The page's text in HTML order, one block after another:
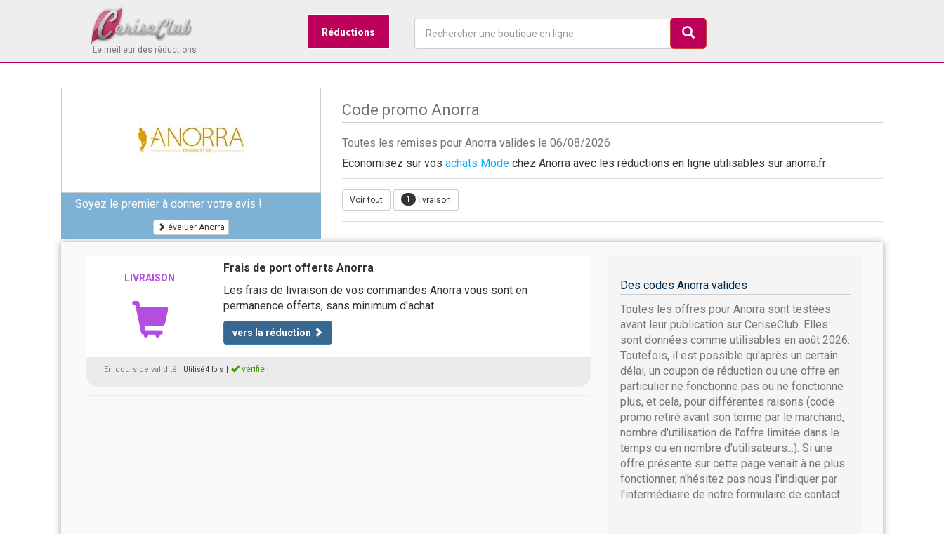
Le meilleur des réductions
Réductions
Soyez le premier à donner votre avis !
évaluer Anorra
Code promo Anorra
Toutes les remises pour Anorra valides le 06/08/2026
Economisez sur vos achats Mode chez Anorra avec les réductions en ligne utilisables sur anorra.fr
Voir tout 1 livraison
LIVRAISON
Frais de port offerts Anorra
Les frais de livraison de vos commandes Anorra vous sont en
permanence offerts, sans minimum d'achat
vers la réduction
En cours de validité | Utilisé 4 fois vérifié !
Des codes Anorra valides
Toutes les offres pour Anorra sont testées
avant leur publication sur CeriseClub. Elles
sont données comme utilisables en août 2026.
Toutefois, il est possible qu'après un certain
délai, un coupon de réduction ou une offre en
particulier ne fonctionne pas ou ne fonctionne
plus, et cela, pour différentes raisons (code
promo retiré avant son terme par le marchand,
nombre d'utilisation de l'offre limitée dans le
temps ou en nombre d'utilisateurs...). Si une
offre présente sur cette page venait à ne plus
fonctionner, n'hésitez pas nous l'indiquer par
l'intermédiaire de notre formulaire de contact.